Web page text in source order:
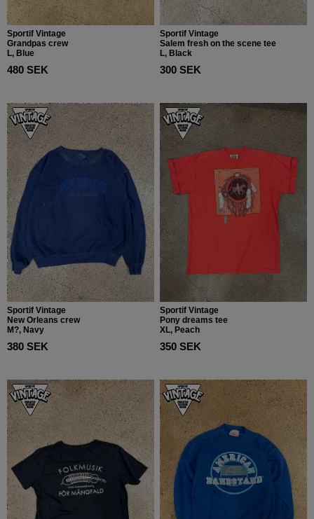
Sportif Vintage
Grandpas crew
L, Blue
480 SEK
Sportif Vintage
Salem fresh on the scene tee
L, Black
300 SEK
Sportif Vintage
New Orleans crew
M?, Navy
380 SEK
Sportif Vintage
Pony dreams tee
XL, Peach
350 SEK